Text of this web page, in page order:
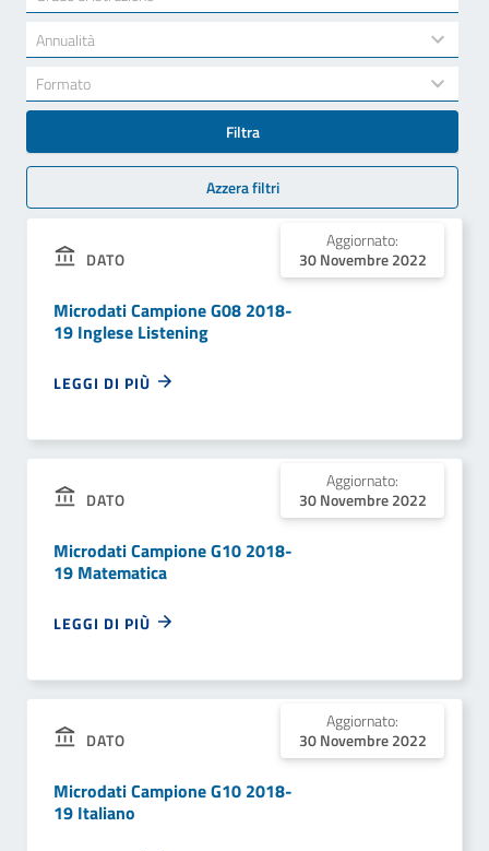
results
Annualità
34
results
available
Formato
results
available
Filtra
Azzera filtri
DATO
Aggiornato:
30 Novembre 2022
Microdati Campione G08 2018-
19 Inglese Listening
LEGGI DI PIÙ
DATO
Aggiornato:
30 Novembre 2022
Microdati Campione G10 2018-
19 Matematica
LEGGI DI PIÙ
DATO
Aggiornato:
30 Novembre 2022
Microdati Campione G10 2018-
19 Italiano